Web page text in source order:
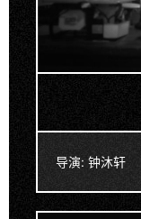
导演: 钟沐轩